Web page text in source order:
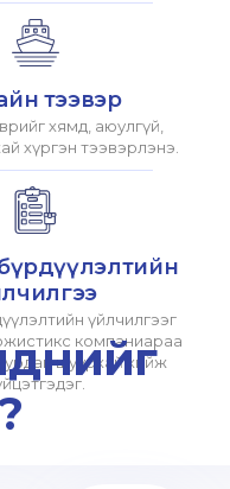
тээвэр
хямд, аюулгүй,
хүргэн тээвэрлэнэ.
үйлчилгээг
компаниараа
шуурхай хийж